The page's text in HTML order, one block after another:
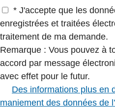
* J'accepte que les
enregistrées et traitées
traitement de ma demande.
Remarque : Vous pouvez à
accord par message
avec effet pour le futur.
Des informations plus en
maniement des données de